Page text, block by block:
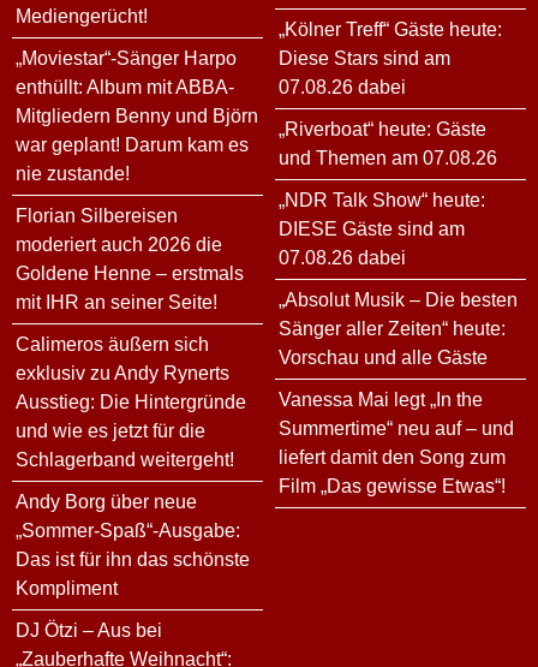
Mediengerücht!
„Moviestar“-Sänger Harpo
enthüllt: Album mit ABBA-
Mitgliedern Benny und Björn
war geplant! Darum kam es
nie zustande!
Florian Silbereisen
moderiert auch 2026 die
Goldene Henne – erstmals
mit IHR an seiner Seite!
Calimeros äußern sich
exklusiv zu Andy Rynerts
Ausstieg: Die Hintergründe
und wie es jetzt für die
Schlagerband weitergeht!
Andy Borg über neue
„Sommer-Spaß“-Ausgabe:
Das ist für ihn das schönste
Kompliment
DJ Ötzi – Aus bei
„Zauberhafte Weihnacht“:
„Kölner Treff“ Gäste heute:
Diese Stars sind am
07.08.26 dabei
„Riverboat“ heute: Gäste
und Themen am 07.08.26
„NDR Talk Show“ heute:
DIESE Gäste sind am
07.08.26 dabei
„Absolut Musik – Die besten
Sänger aller Zeiten“ heute:
Vorschau und alle Gäste
Vanessa Mai legt „In the
Summertime“ neu auf – und
liefert damit den Song zum
Film „Das gewisse Etwas“!